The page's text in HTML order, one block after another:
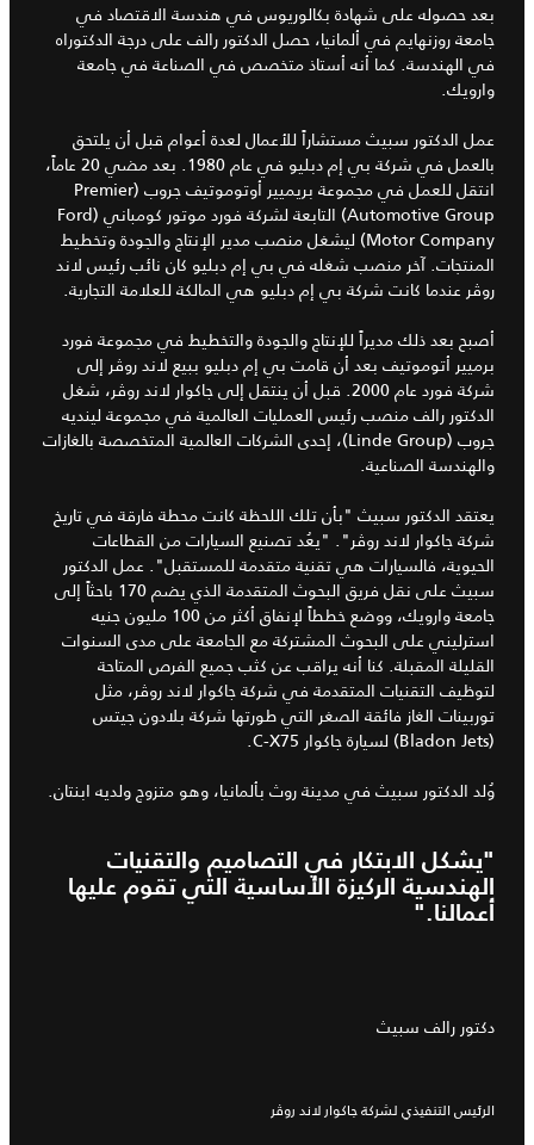
بعد حصوله على شهادة بكالوريوس في هندسة الاقتصاد في
جامعة روزنهايم في ألمانيا، حصل الدكتور رالف على درجة الدكتوراه
في الهندسة. كما أنه أستاذ متخصص في الصناعة في جامعة
وارويك.
عمل الدكتور سبيث مستشاراً للأعمال لعدة أعوام قبل أن يلتحق
بالعمل في شركة بي إم دبليو في عام 1980. بعد مضي 20 عاماً،
انتقل للعمل في مجموعة بريميير أوتوموتيف جروب (Premier
Automotive Group) التابعة لشركة فورد موتور كومباني (Ford
Motor Company) ليشغل منصب مدير الإنتاج والجودة وتخطيط
المنتجات. آخر منصب شغله في بي إم دبليو كان نائب رئيس لاند
روڤر عندما كانت شركة بي إم دبليو هي المالكة للعلامة التجارية.
أصبح بعد ذلك مديراً للإنتاج والجودة والتخطيط في مجموعة فورد
برميير أتوموتيف بعد أن قامت بي إم دبليو ببيع لاند روڤر إلى
شركة فورد عام 2000. قبل أن ينتقل إلى جاكوار لاند روڤر، شغل
الدكتور رالف منصب رئيس العمليات العالمية في مجموعة لينديه
جروب (Linde Group)، إحدى الشركات العالمية المتخصصة بالغازات
والهندسة الصناعية.
يعتقد الدكتور سبيث "بأن تلك اللحظة كانت محطة فارقة في تاريخ
شركة جاكوار لاند روڤر". "يعُد تصنيع السيارات من القطاعات
الحيوية، فالسيارات هي تقنية متقدمة للمستقبل". عمل الدكتور
سبيث على نقل فريق البحوث المتقدمة الذي يضم 170 باحثاً إلى
جامعة وارويك، ووضع خططاً لإنفاق أكثر من 100 مليون جنيه
استرليني على البحوث المشتركة مع الجامعة على مدى السنوات
القليلة المقبلة. كنا أنه يراقب عن كثب جميع الفرص المتاحة
لتوظيف التقنيات المتقدمة في شركة جاكوار لاند روڤر، مثل
توربينات الغاز فائقة الصغر التي طورتها شركة بلادون جيتس
(Bladon Jets) لسيارة جاكوار C-X75.
وُلد الدكتور سبيث في مدينة روث بألمانيا، وهو متزوج ولديه ابنتان.
"يشكل الابتكار في التصاميم والتقنيات
الهندسية الركيزة الأساسية التي تقوم عليها
أعمالنا."
دكتور رالف سبيث
الرئيس التنفيذي لشركة جاكوار لاند روڤر